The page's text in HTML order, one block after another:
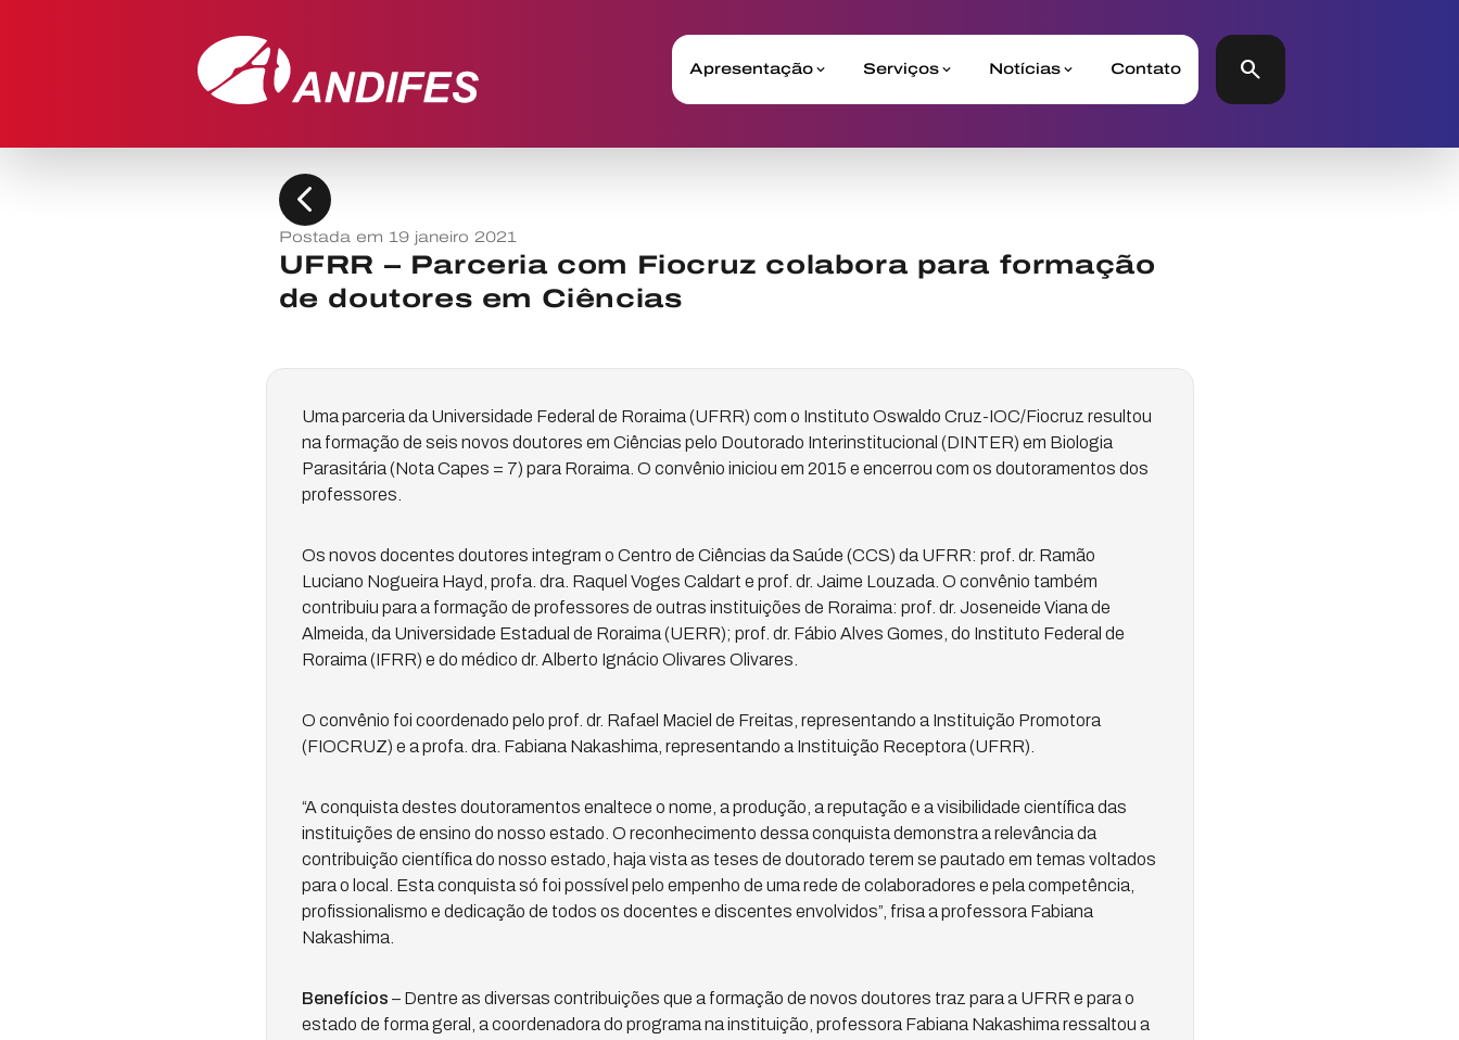
Apresentação Serviços Notícias Contato search
chevron_left
Postada em 19 janeiro 2021
UFRR – Parceria com Fiocruz colabora para formação
de doutores em Ciências
Uma parceria da Universidade Federal de Roraima (UFRR) com o Instituto Oswaldo Cruz-IOC/Fiocruz resultou
na formação de seis novos doutores em Ciências pelo Doutorado Interinstitucional (DINTER) em Biologia
Parasitária (Nota Capes = 7) para Roraima. O convênio iniciou em 2015 e encerrou com os doutoramentos dos
professores.
Os novos docentes doutores integram o Centro de Ciências da Saúde (CCS) da UFRR: prof. dr. Ramão
Luciano Nogueira Hayd, profa. dra. Raquel Voges Caldart e prof. dr. Jaime Louzada. O convênio também
contribuiu para a formação de professores de outras instituições de Roraima: prof. dr. Joseneide Viana de
Almeida, da Universidade Estadual de Roraima (UERR); prof. dr. Fábio Alves Gomes, do Instituto Federal de
Roraima (IFRR) e do médico dr. Alberto Ignácio Olivares Olivares.
O convênio foi coordenado pelo prof. dr. Rafael Maciel de Freitas, representando a Instituição Promotora
(FIOCRUZ) e a profa. dra. Fabiana Nakashima, representando a Instituição Receptora (UFRR).
“A conquista destes doutoramentos enaltece o nome, a produção, a reputação e a visibilidade científica das
instituições de ensino do nosso estado. O reconhecimento dessa conquista demonstra a relevância da
contribuição científica do nosso estado, haja vista as teses de doutorado terem se pautado em temas voltados
para o local. Esta conquista só foi possível pelo empenho de uma rede de colaboradores e pela competência,
profissionalismo e dedicação de todos os docentes e discentes envolvidos”, frisa a professora Fabiana
Nakashima.
Benefícios – Dentre as diversas contribuições que a formação de novos doutores traz para a UFRR e para o
estado de forma geral, a coordenadora do programa na instituição, professora Fabiana Nakashima ressaltou a